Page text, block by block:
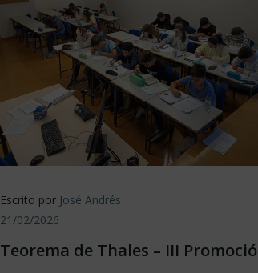
Escrito por José Andrés
21/02/2026
Teorema de Thales – III